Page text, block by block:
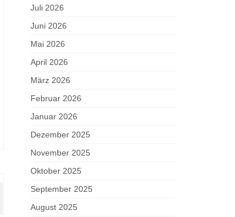
Juli 2026
Juni 2026
Mai 2026
April 2026
März 2026
Februar 2026
Januar 2026
Dezember 2025
November 2025
Oktober 2025
September 2025
August 2025